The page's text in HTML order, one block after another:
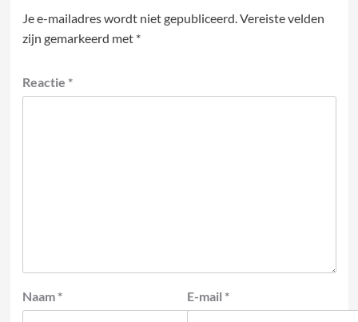
Je e-mailadres wordt niet gepubliceerd. Vereiste velden
zijn gemarkeerd met *
Reactie *
Naam * E-mail *